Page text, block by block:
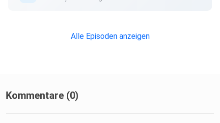
Alle Episoden anzeigen
Kommentare (0)